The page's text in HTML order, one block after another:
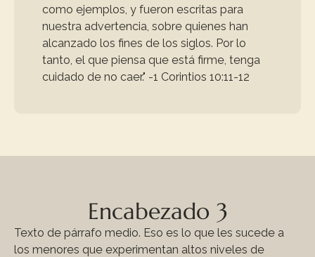
como ejemplos, y fueron escritas para
nuestra advertencia, sobre quienes han
alcanzado los fines de los siglos. Por lo
tanto, el que piensa que está firme, tenga
cuidado de no caer." -1 Corintios 10:11-12
Encabezado 3
Texto de párrafo medio. Eso es lo que les sucede a
los menores que experimentan altos niveles de